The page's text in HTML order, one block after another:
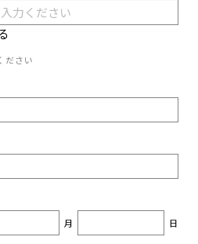
ださい
月 日